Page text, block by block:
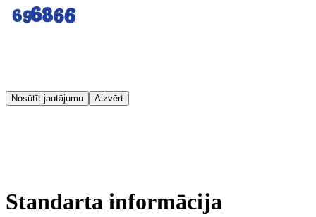
Nosūtīt jautājumu Aizvērt
Standarta informācija